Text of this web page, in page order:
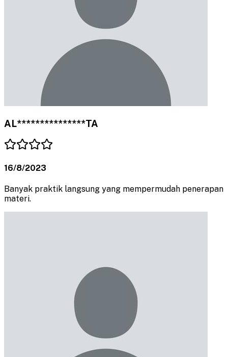
AL***************TA
16/8/2023
Banyak praktik langsung yang mempermudah penerapan
materi.